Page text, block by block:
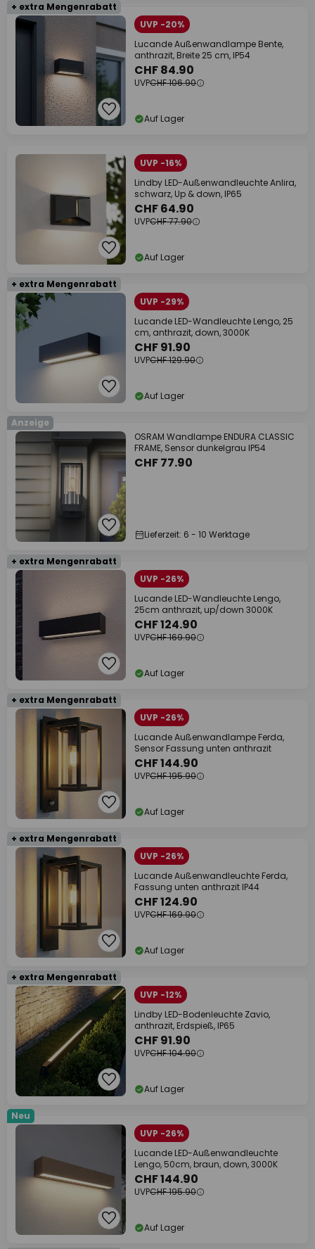
+ extra Mengenrabatt
UVP -20%
Lucande Außenwandlampe Bente,
anthrazit, Breite 25 cm, IP54
CHF 84.90
UVPCHF 106.90
Auf Lager
UVP -16%
Lindby LED-Außenwandleuchte Anlira,
schwarz, Up & down, IP65
CHF 64.90
UVPCHF 77.90
Auf Lager
+ extra Mengenrabatt
UVP -29%
Lucande LED-Wandleuchte Lengo, 25
cm, anthrazit, down, 3000K
CHF 91.90
UVPCHF 129.90
Auf Lager
Anzeige
OSRAM Wandlampe ENDURA CLASSIC
FRAME, Sensor dunkelgrau IP54
CHF 77.90
Lieferzeit: 6 - 10 Werktage
+ extra Mengenrabatt
UVP -26%
Lucande LED-Wandleuchte Lengo,
25cm anthrazit, up/down 3000K
CHF 124.90
UVPCHF 169.90
Auf Lager
+ extra Mengenrabatt
UVP -26%
Lucande Außenwandlampe Ferda,
Sensor Fassung unten anthrazit
CHF 144.90
UVPCHF 195.90
Auf Lager
+ extra Mengenrabatt
UVP -26%
Lucande Außenwandleuchte Ferda,
Fassung unten anthrazit IP44
CHF 124.90
UVPCHF 169.90
Auf Lager
+ extra Mengenrabatt
UVP -12%
Lindby LED-Bodenleuchte Zavio,
anthrazit, Erdspieß, IP65
CHF 91.90
UVPCHF 104.90
Auf Lager
Neu
UVP -26%
Lucande LED-Außenwandleuchte
Lengo, 50cm, braun, down, 3000K
CHF 144.90
UVPCHF 195.90
Auf Lager